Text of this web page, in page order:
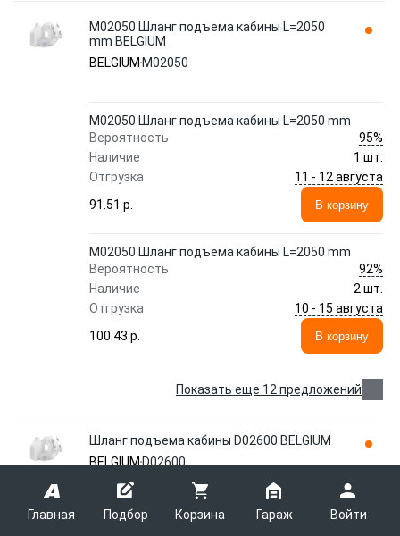
Главная Подбор Корзина Гараж Войти
M02050 Шланг подъема кабины L=2050
mm BELGIUM
BELGIUM M02050
M02050 Шланг подъема кабины L=2050 mm
Вероятность
95%
Наличие
1 шт.
Отгрузка
11 - 12 августа
91.51 p.
В корзину
M02050 Шланг подъема кабины L=2050 mm
Вероятность
92%
Наличие
2 шт.
Отгрузка
10 - 15 августа
100.43 p.
В корзину
Показать еще 12 предложений
Шланг подъема кабины D02600 BELGIUM
BELGIUM D02600